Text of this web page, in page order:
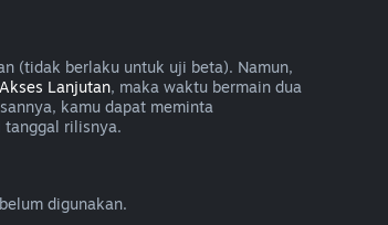
(tidak berlaku untuk uji beta). Namun,
Akses Lanjutan, maka waktu bermain dua
kamu dapat meminta
tanggal rilisnya.
digunakan.